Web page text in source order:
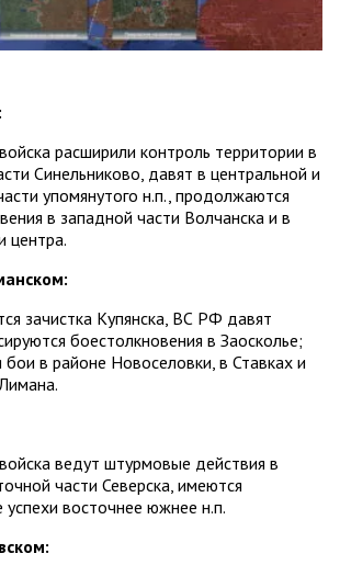
расширили контроль территории в
Синельниково, давят в центральной и
упомянутого н.п., продолжаются
в западной части Волчанска и в
центра.
зачистка Купянска, ВС РФ давят
боестолкновения в Заосколье;
в районе Новоселовки, в Ставках и
ведут штурмовые действия в
части Северска, имеются
успехи восточнее южнее н.п.